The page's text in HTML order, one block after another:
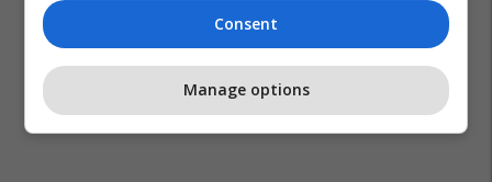
Consent
Manage options